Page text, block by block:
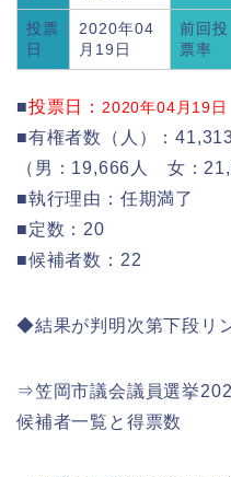
投票
日
2020年04
月19日
前回投
票率
■投票日： 2020年04月19日
■有権者数（人）：
（男：19,666人 女：
■執行理由：任期満了
■定数：20
■候補者数：22
◆結果が判明次第下段リ
⇒笠岡市議会議員選挙
候補者一覧と得票数